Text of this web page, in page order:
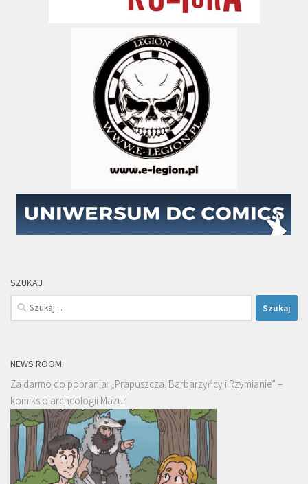
SZUKAJ
Szukaj:
NEWS ROOM
Za darmo do pobrania: „Prapuszcza. Barbarzyńcy i Rzymianie” –
komiks o archeologii Mazur